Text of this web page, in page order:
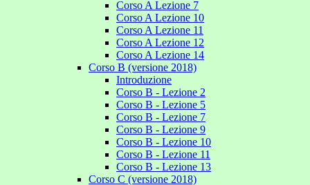
Corso A Lezione 7
Corso A Lezione 10
Corso A Lezione 11
Corso A Lezione 12
Corso A Lezione 14
Corso B (versione 2018)
Introduzione
Corso B - Lezione 2
Corso B - Lezione 5
Corso B - Lezione 7
Corso B - Lezione 9
Corso B - Lezione 10
Corso B - Lezione 11
Corso B - Lezione 13
Corso C (versione 2018)